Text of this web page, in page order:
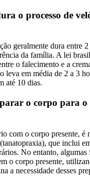
o processo de
geralmente dura entre 2
da família. A lei
o falecimento e a
leva em média de 2 a 3
até 10 dias.
o corpo para
com o corpo presente, é
que inclui
No entanto,
o corpo presente,
a necessidade desses